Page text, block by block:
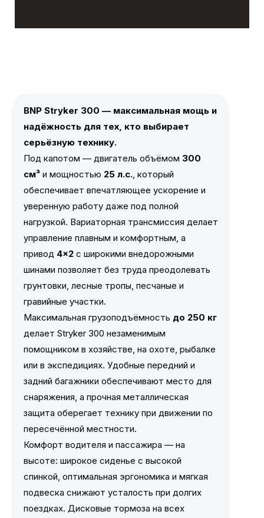
BNP Stryker 300 — максимальная мощь и
надёжность для тех, кто выбирает
серьёзную технику.
Под капотом — двигатель объёмом 300
см³ и мощностью 25 л.с., который
обеспечивает впечатляющее ускорение и
уверенную работу даже под полной
нагрузкой. Вариаторная трансмиссия делает
управление плавным и комфортным, а
привод 4×2 с широкими внедорожными
шинами позволяет без труда преодолевать
грунтовки, лесные тропы, песчаные и
гравийные участки.
Максимальная грузоподъёмность до 250 кг
делает Stryker 300 незаменимым
помощником в хозяйстве, на охоте, рыбалке
или в экспедициях. Удобные передний и
задний багажники обеспечивают место для
снаряжения, а прочная металлическая
защита оберегает технику при движении по
пересечённой местности.
Комфорт водителя и пассажира — на
высоте: широкое сиденье с высокой
спинкой, оптимальная эргономика и мягкая
подвеска снижают усталость при долгих
поездках. Дисковые тормоза на всех